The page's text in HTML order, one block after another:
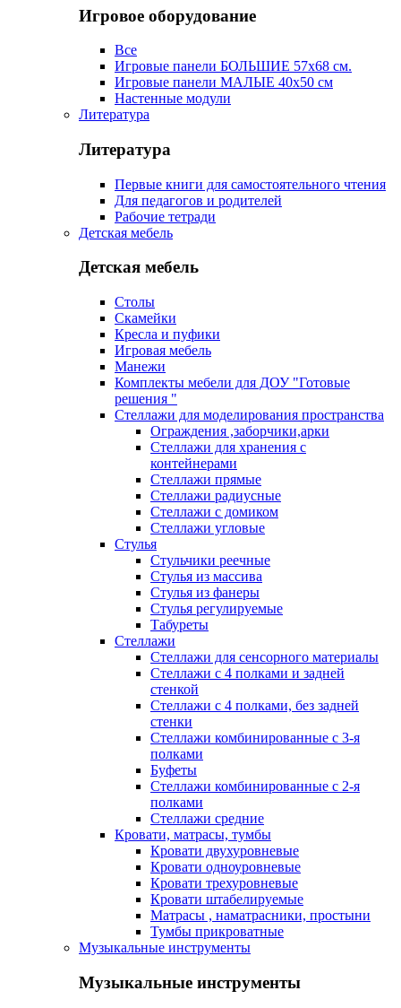
Игровое оборудование
Все
Игровые панели БОЛЬШИЕ 57х68 см.
Игровые панели МАЛЫЕ 40х50 см
Настенные модули
Литература
Литература
Первые книги для самостоятельного чтения
Для педагогов и родителей
Рабочие тетради
Детская мебель
Детская мебель
Столы
Скамейки
Кресла и пуфики
Игровая мебель
Манежи
Комплекты мебели для ДОУ "Готовые
решения "
Стеллажи для моделирования пространства
Ограждения ,заборчики,арки
Стеллажи для хранения с
контейнерами
Стеллажи прямые
Стеллажи радиусные
Стеллажи с домиком
Стеллажи угловые
Стулья
Стульчики реечные
Стулья из массива
Стулья из фанеры
Стулья регулируемые
Табуреты
Стеллажи
Стеллажи для сенсорного материалы
Стеллажи с 4 полками и задней
стенкой
Стеллажи с 4 полками, без задней
стенки
Стеллажи комбинированные с 3-я
полками
Буфеты
Стеллажи комбинированные с 2-я
полками
Стеллажи средние
Кровати, матрасы, тумбы
Кровати двухуровневые
Кровати одноуровневые
Кровати трехуровневые
Кровати штабелируемые
Матрасы , наматрасники, простыни
Тумбы прикроватные
Музыкальные инструменты
Музыкальные инструменты